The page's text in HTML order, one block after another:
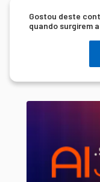
Gostou deste
quando surgirem